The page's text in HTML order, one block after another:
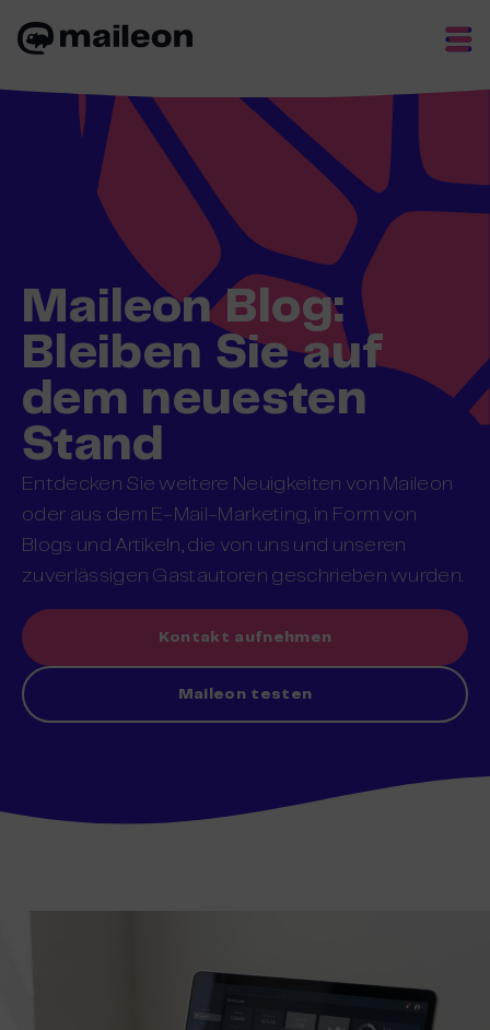
Maileon Blog:
Bleiben Sie auf
dem neuesten
Stand
Entdecken Sie weitere Neuigkeiten von Maileon
oder aus dem E-Mail-Marketing, in Form von
Blogs und Artikeln, die von uns und unseren
zuverlässigen Gastautoren geschrieben wurden.
Kontakt aufnehmen
Maileon testen